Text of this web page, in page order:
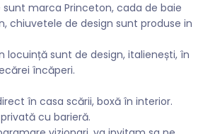
marca Princeton, cada de baie
chiuvetele de design sunt produse in
locuință sunt de design, italienești, în
încăperi.
în casa scării, boxă în interior.
cu barieră.